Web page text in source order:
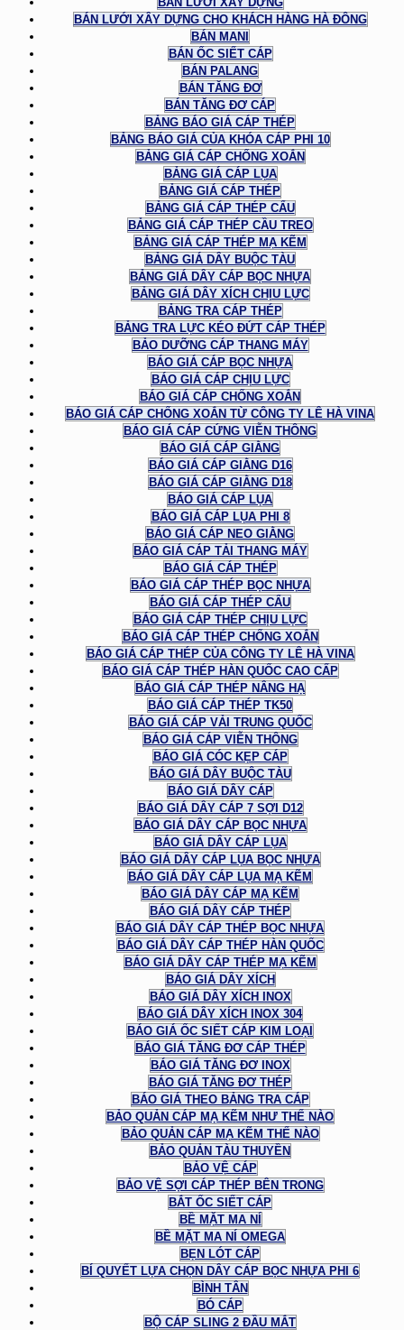
BÁN LƯỚI XÂY DỰNG CHO KHÁCH HÀNG HÀ ĐÔNG
BÁN MANI
BÁN ỐC SIẾT CÁP
BÁN PALANG
BÁN TĂNG ĐƠ
BÁN TĂNG ĐƠ CÁP
BẢNG BÁO GIÁ CÁP THÉP
BẢNG BÁO GIÁ CỦA KHÓA CÁP PHI 10
BẢNG GIÁ CÁP CHỐNG XOẮN
BẢNG GIÁ CÁP LỤA
BẢNG GIÁ CÁP THÉP
BẢNG GIÁ CÁP THÉP CẨU
BẢNG GIÁ CÁP THÉP CẦU TREO
BẢNG GIÁ CÁP THÉP MẠ KẼM
BẢNG GIÁ DÂY BUỘC TÀU
BẢNG GIÁ DÂY CÁP BỌC NHỰA
BẢNG GIÁ DÂY XÍCH CHỊU LỰC
BẢNG TRA CÁP THÉP
BẢNG TRA LỰC KÉO ĐỨT CÁP THÉP
BẢO DƯỠNG CÁP THANG MÁY
BÁO GIÁ CÁP BỌC NHỰA
BÁO GIÁ CÁP CHỊU LỰC
BÁO GIÁ CÁP CHỐNG XOẮN
BÁO GIÁ CÁP CHỐNG XOẮN TỪ CÔNG TY LÊ HÀ VINA
BÁO GIÁ CÁP CỨNG VIỄN THÔNG
BÁO GIÁ CÁP GIẰNG
BÁO GIÁ CÁP GIẰNG D16
BÁO GIÁ CÁP GIẰNG D18
BÁO GIÁ CÁP LỤA
BÁO GIÁ CÁP LỤA PHI 8
BÁO GIÁ CÁP NEO GIẰNG
BÁO GIÁ CÁP TẢI THANG MÁY
BÁO GIÁ CÁP THÉP
BÁO GIÁ CÁP THÉP BỌC NHỰA
BÁO GIÁ CÁP THÉP CẨU
BÁO GIÁ CÁP THÉP CHỊU LỰC
BÁO GIÁ CÁP THÉP CHỐNG XOẮN
BÁO GIÁ CÁP THÉP CỦA CÔNG TY LÊ HÀ VINA
BÁO GIÁ CÁP THÉP HÀN QUỐC CAO CẤP
BÁO GIÁ CÁP THÉP NÂNG HẠ
BÁO GIÁ CÁP THÉP TK50
BÁO GIÁ CÁP VẢI TRUNG QUỐC
BÁO GIÁ CÁP VIỄN THÔNG
BÁO GIÁ CÓC KẸP CÁP
BÁO GIÁ DÂY BUỘC TÀU
BÁO GIÁ DÂY CÁP
BÁO GIÁ DÂY CÁP 7 SỢI D12
BÁO GIÁ DÂY CÁP BỌC NHỰA
BÁO GIÁ DÂY CÁP LỤA
BÁO GIÁ DÂY CÁP LỤA BỌC NHỰA
BÁO GIÁ DÂY CÁP LỤA MẠ KẼM
BÁO GIÁ DÂY CÁP MẠ KẼM
BÁO GIÁ DÂY CÁP THÉP
BÁO GIÁ DÂY CÁP THÉP BỌC NHỰA
BÁO GIÁ DÂY CÁP THÉP HÀN QUỐC
BÁO GIÁ DÂY CÁP THÉP MẠ KẼM
BÁO GIÁ DÂY XÍCH
BÁO GIÁ DÂY XÍCH INOX
BÁO GIÁ DÂY XÍCH INOX 304
BÁO GIÁ ỐC SIẾT CÁP KIM LOẠI
BÁO GIÁ TĂNG ĐƠ CÁP THÉP
BÁO GIÁ TĂNG ĐƠ INOX
BÁO GIÁ TĂNG ĐƠ THÉP
BÁO GIÁ THEO BẢNG TRA CÁP
BẢO QUẢN CÁP MẠ KẼM NHƯ THẾ NÀO
BẢO QUẢN CÁP MẠ KẼM THẾ NÀO
BẢO QUẢN TÀU THUYỀN
BẢO VỆ CÁP
BẢO VỆ SỢI CÁP THÉP BÊN TRONG
BẮT ỐC SIẾT CÁP
BỀ MẶT MA NÍ
BỀ MẶT MA NÍ OMEGA
BẸN LÓT CÁP
BÍ QUYẾT LỰA CHỌN DÂY CÁP BỌC NHỰA PHI 6
BÌNH TÂN
BÓ CÁP
BỘ CÁP SLING 2 ĐẦU MẮT